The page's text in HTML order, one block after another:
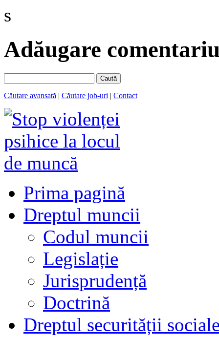
s
Adăugare
Caută
Căutare avansată | Căutare job-uri | Contact
Prima pagină
Dreptul muncii
Codul muncii
Legislație
Jurisprudență
Doctrină
Dreptul securității